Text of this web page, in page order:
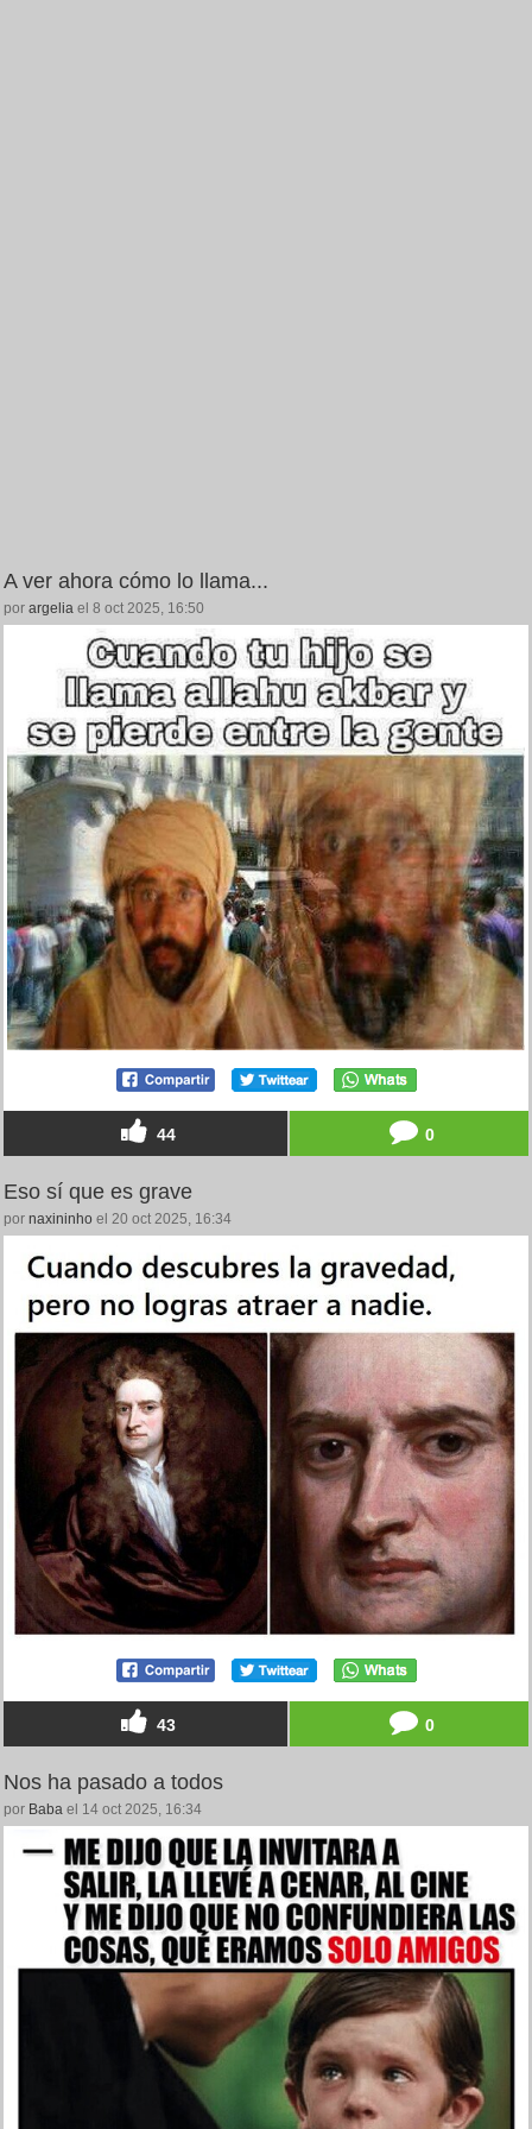
A ver ahora cómo lo llama...
por argelia el 8 oct 2025, 16:50
44 0
Eso sí que es grave
por naxininho el 20 oct 2025, 16:34
43 0
Nos ha pasado a todos
por Baba el 14 oct 2025, 16:34